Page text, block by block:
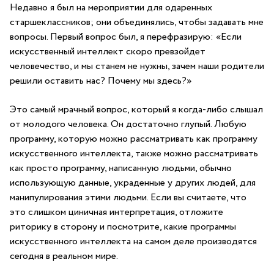
Недавно я был на мероприятии для одаренных
старшеклассников; они объединялись, чтобы задавать мне
вопросы. Первый вопрос был, я перефразирую: «Если
искусственный интеллект скоро превзойдет
человечество, и мы станем не нужны, зачем наши родители
решили оставить нас? Почему мы здесь?»
Это самый мрачный вопрос, который я когда-либо слышал
от молодого человека. Он достаточно глупый. Любую
программу, которую можно рассматривать как программу
искусственного интеллекта, также можно рассматривать
как просто программу, написанную людьми, обычно
использующую данные, украденные у других людей, для
манипулирования этими людьми. Если вы считаете, что
это слишком циничная интерпретация, отложите
риторику в сторону и посмотрите, какие программы
искусственного интеллекта на самом деле производятся
сегодня в реальном мире.